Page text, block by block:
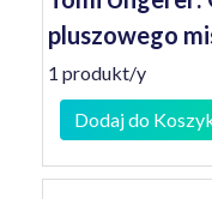
pluszowego
1 produkt/y
Dodaj do